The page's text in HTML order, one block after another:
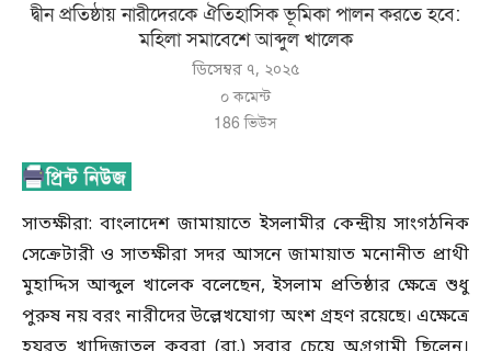
দ্বীন প্রতিষ্ঠায় নারীদেরকে ঐতিহাসিক ভূমিকা পালন করতে হবে:
মহিলা সমাবেশে আব্দুল খালেক
ডিসেম্বর ৭, ২০২৫
০ কমেন্ট
186 ভিউস
সাতক্ষীরা: বাংলাদেশ জামায়াতে ইসলামীর কেন্দ্রীয় সাংগঠনিক
সেক্রেটারী ও সাতক্ষীরা সদর আসনে জামায়াত মনোনীত প্রাথী
মুহাদ্দিস আব্দুল খালেক বলেছেন, ইসলাম প্রতিষ্ঠার ক্ষেত্রে শুধু
পুরুষ নয় বরং নারীদের উল্লেখযোগ্য অংশ গ্রহণ রয়েছে। এক্ষেত্রে